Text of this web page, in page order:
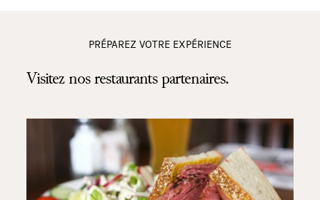
PRÉPAREZ VOTRE EXPÉRIENCE
Visitez nos restaurants partenaires.